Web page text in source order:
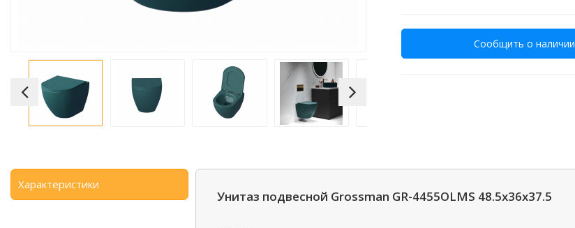
Сообщить о наличии
Характеристики
Унитаз подвесной Grossman GR-4455OLMS 48.5х36х37.5